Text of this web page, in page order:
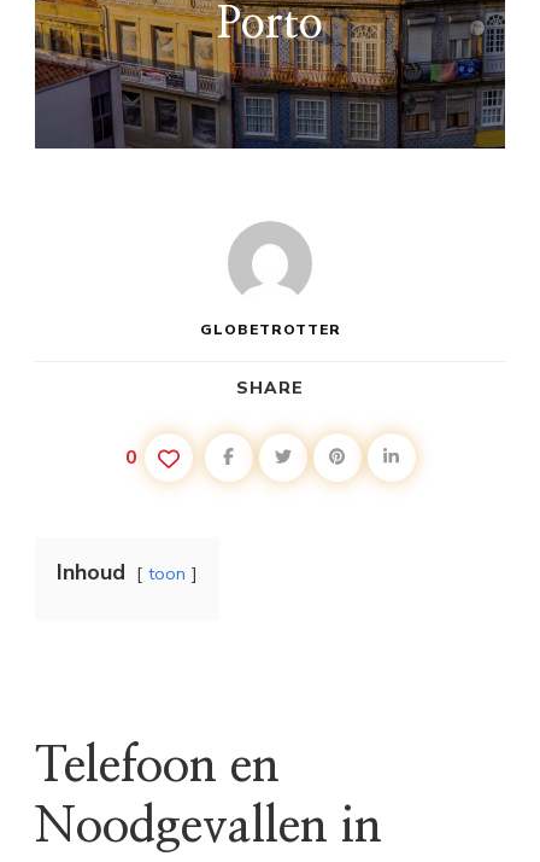
Porto
GLOBETROTTER
SHARE
0
Inhoud toon
Telefoon en
Noodgevallen in